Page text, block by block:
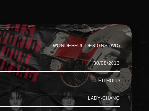
Wonderful Designs (WD)
30/08/2013
Leithold
Lady-Chang